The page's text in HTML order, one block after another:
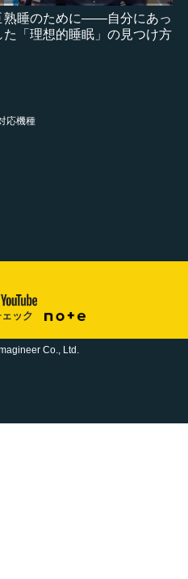
熟睡のために――自分にあっ
た「理想的睡眠」の見つけ方
応機種
ック
Co., Ltd.